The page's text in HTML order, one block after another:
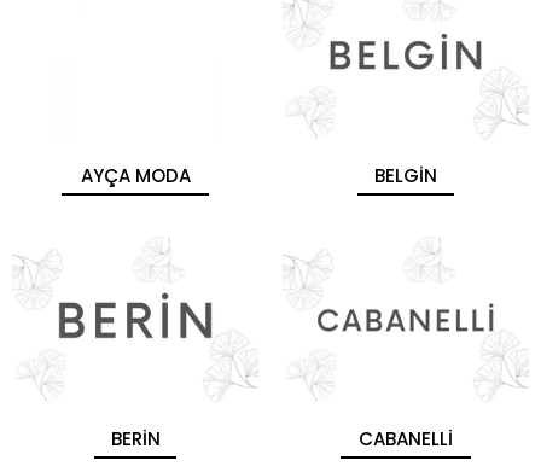
AYÇA MODA BELGİN
BERİN CABANELLİ